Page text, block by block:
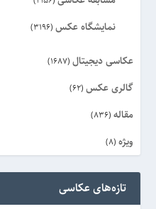
نمایشگاه عکس (3196)
عکاسی دیجیتال (1687)
گالری عکس (62)
مقاله (836)
ویژه (8)
تازه‌های عکاسی